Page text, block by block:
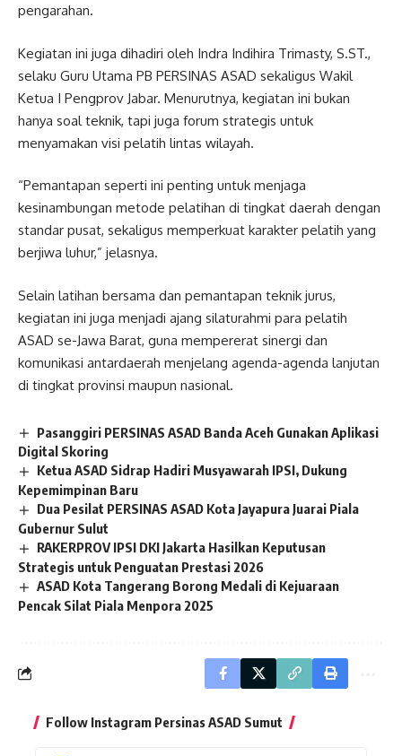
pengarahan.
Kegiatan ini juga dihadiri oleh Indra Indihira Trimasty, S.ST.,
selaku Guru Utama PB PERSINAS ASAD sekaligus Wakil
Ketua I Pengprov Jabar. Menurutnya, kegiatan ini bukan
hanya soal teknik, tapi juga forum strategis untuk
menyamakan visi pelatih lintas wilayah.
“Pemantapan seperti ini penting untuk menjaga
kesinambungan metode pelatihan di tingkat daerah dengan
standar pusat, sekaligus memperkuat karakter pelatih yang
berjiwa luhur,” jelasnya.
Selain latihan bersama dan pemantapan teknik jurus,
kegiatan ini juga menjadi ajang silaturahmi para pelatih
ASAD se-Jawa Barat, guna mempererat sinergi dan
komunikasi antardaerah menjelang agenda-agenda lanjutan
di tingkat provinsi maupun nasional.
Pasanggiri PERSINAS ASAD Banda Aceh Gunakan Aplikasi
Digital Skoring
Ketua ASAD Sidrap Hadiri Musyawarah IPSI, Dukung
Kepemimpinan Baru
Dua Pesilat PERSINAS ASAD Kota Jayapura Juarai Piala
Gubernur Sulut
RAKERPROV IPSI DKI Jakarta Hasilkan Keputusan
Strategis untuk Penguatan Prestasi 2026
ASAD Kota Tangerang Borong Medali di Kejuaraan
Pencak Silat Piala Menpora 2025
Follow Instagram Persinas ASAD Sumut